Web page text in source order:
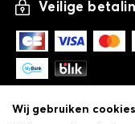
Veilige
Wij gebruiken cookies